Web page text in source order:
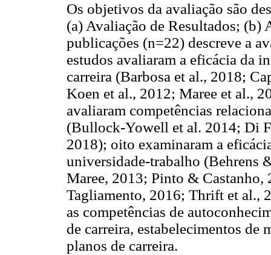
Os objetivos da avaliação são
(a) Avaliação de Resultados; (b)
publicações (n=22) descreve a
estudos avaliaram a eficácia da
carreira (Barbosa et al., 2018;
Koen et al., 2012; Maree et al.,
avaliaram competências
(Bullock-Yowell et al. 2014; Di
2018); oito examinaram a
universidade-trabalho (Behrens
Maree, 2013; Pinto &
Tagliamento, 2016; Thrift et al.,
as competências de
de carreira, estabelecimentos de
planos de carreira.